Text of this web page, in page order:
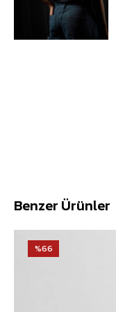
Benzer Ürünler
%66